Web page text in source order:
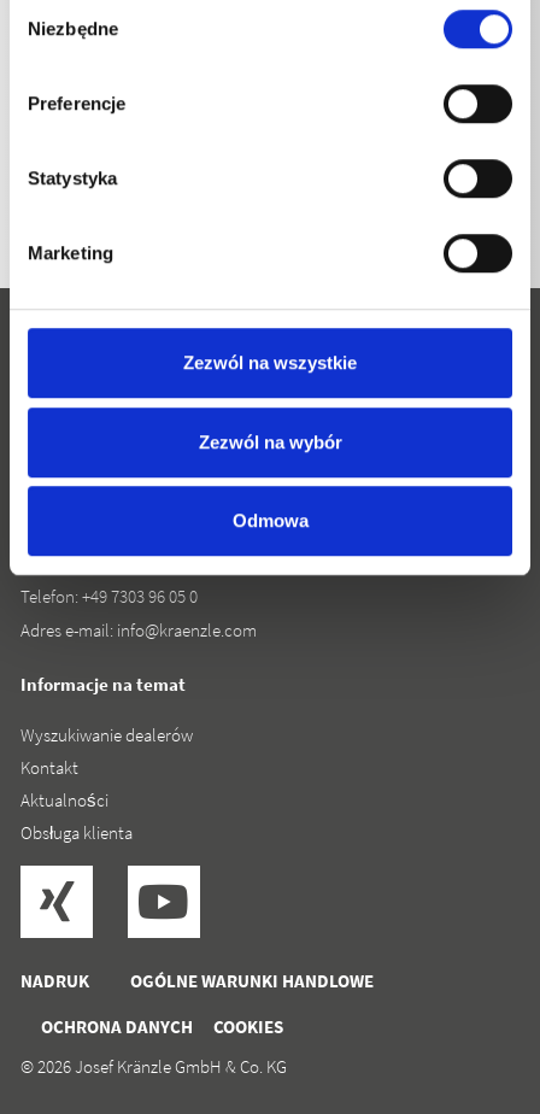
zgody
Niezbędne
Preferencje
Statystyka
Marketing
Zezwól na wszystkie
Zezwól na wybór
Odmowa
NADRUK
OGÓLNE WARUNKI HANDLOWE
OCHRONA DANYCH
COOKIES
Josef Kränzle GmbH & Co. KG
Telefon: +49 7303 96 05 0
Adres e-mail: info@kraenzle.com
Informacje na temat
Wyszukiwanie dealerów
Kontakt
Aktualności
Obsługa klienta
© 2026 Josef Kränzle GmbH & Co. KG